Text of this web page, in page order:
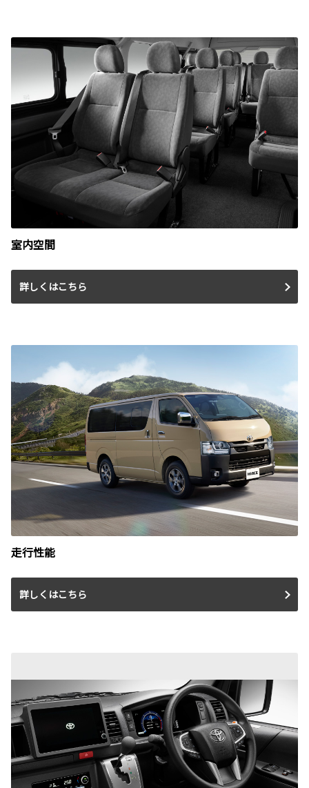
室内空間
詳しくはこちら
走行性能
詳しくはこちら